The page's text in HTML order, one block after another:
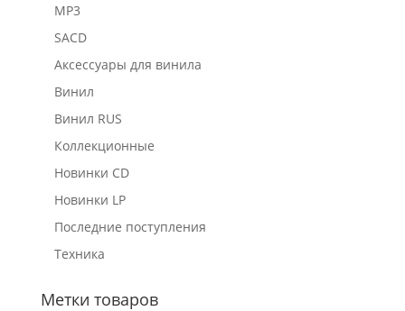
MP3
SACD
Аксессуары для винила
Винил
Винил RUS
Коллекционные
Новинки CD
Новинки LP
Последние поступления
Техника
Метки товаров